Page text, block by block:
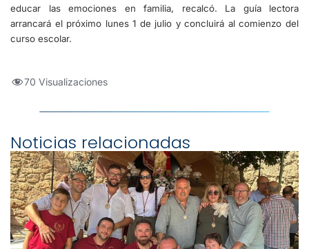
educar las emociones en familia, recalcó. La guía lectora
arrancará el próximo lunes 1 de julio y concluirá al comienzo del
curso escolar.
70 Visualizaciones
Noticias relacionadas